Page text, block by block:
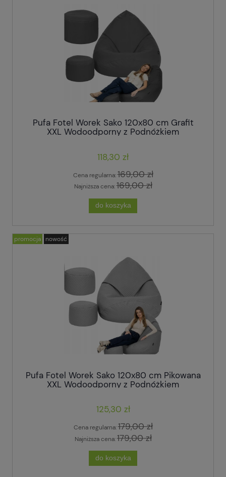
Pufa Fotel Worek Sako 120x80 cm Grafit
XXL Wodoodporny z Podnóżkiem
118,30 zł
Cena regularna:169,00 zł
Najniższa cena:169,00 zł
do koszyka
Pufa Fotel Worek Sako 120x80 cm Pikowana
XXL Wodoodporny z Podnóżkiem
125,30 zł
Cena regularna:179,00 zł
Najniższa cena:179,00 zł
do koszyka
promocja nowość